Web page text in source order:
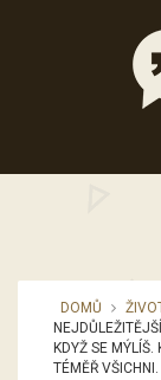
DOMŮ
KDYŽ SE
TÉMĚŘ VŠICHNI.